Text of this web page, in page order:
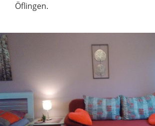
Öflingen.